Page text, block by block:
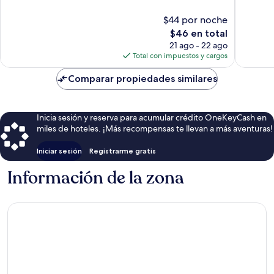
$44 por noche
El
precio
actual
es
de
$46
$46 en total
21 ago - 22 ago
Total con impuestos y cargos
Comparar propiedades similares
Inicia sesión y reserva para acumular crédito OneKeyCash en
miles de hoteles. ¡Más recompensas te llevan a más aventuras!
Iniciar sesión Registrarme gratis
Información de la zona